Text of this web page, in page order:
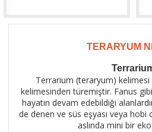
TERARYUM
Terrarium (teraryum)
kelimesinden türemiştir. Fanus
hayatın devam edebildiği
de denen ve süs eşyası veya hobi
aslında mini bir